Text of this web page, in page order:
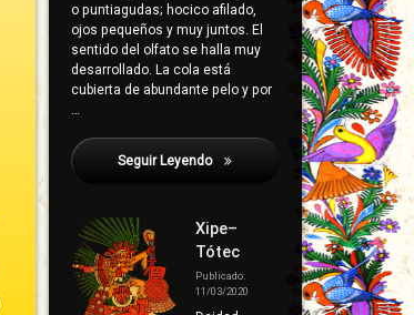
o puntiagudas; hocico afilado,
ojos pequeños y muy juntos. El
sentido del olfato se halla muy
desarrollado. La cola está
cubierta de abundante pelo y por
…
Seguir Leyendo Poloney, Juan A.
Xipe–
Tótec
Publicado:
11/03/2020